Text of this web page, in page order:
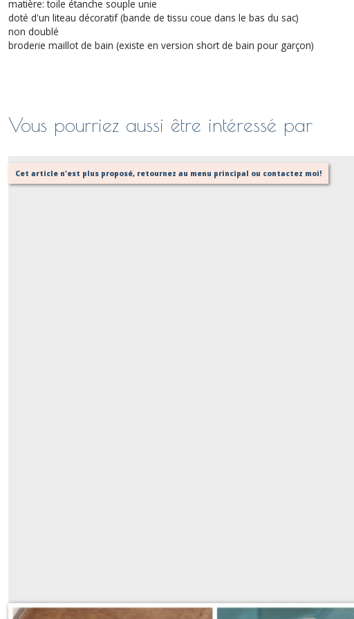
matière: toile étanche souple unie
doté d'un liteau décoratif (bande de tissu coue dans le bas du sac)
non doublé
broderie maillot de bain (existe en version short de bain pour garçon)
Vous pourriez aussi être intéressé par
Cet article n'est plus proposé, retournez au menu principal ou contactez moi!